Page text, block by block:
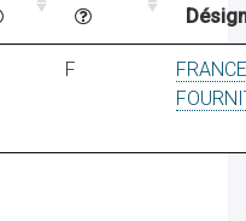
F
FRANCE